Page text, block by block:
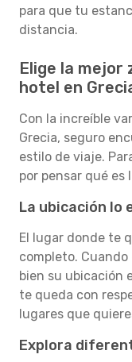
para que tu
distancia.
Elige la mejor
hotel en
Con la increíble
Grecia, seguro
estilo de viaje.
por pensar qué es
La ubicación lo
El lugar donde te
completo.
bien su ubicación
te queda con
lugares que
Explora